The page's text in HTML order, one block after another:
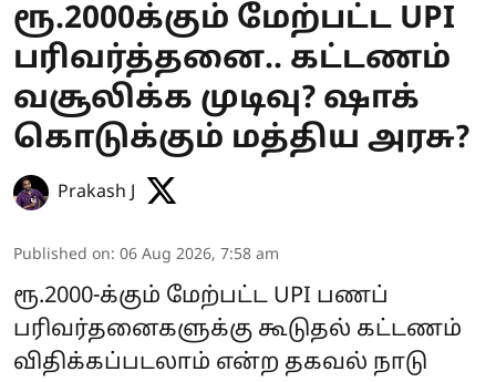
ரூ.2000க்கும் மேற்பட்ட UPI
பரிவர்த்தனை.. கட்டணம்
வசூலிக்க முடிவு? ஷாக்
கொடுக்கும் மத்திய அரசு?
Prakash J
Published on: 06 Aug 2026, 7:58 am
ரூ.2000-க்கும் மேற்பட்ட UPI பணப்
பரிவர்தனைகளுக்கு கூடுதல் கட்டணம்
விதிக்கப்படலாம் என்ற தகவல் நாடு